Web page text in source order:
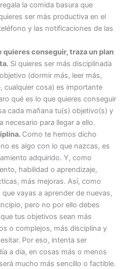
la comida basura que
ser más productiva en el
y las notificaciones de las
quieres conseguir, traza un plan
Si quieres ser más disciplinada
(dormir más, leer más,
cualquier cosa) es importante
qué es lo que quieres conseguir
cada mañana tu(s) objetivo(s) y
necesario para llegar a ello.
Como te hemos dicho
es algo con lo que nazcas, es
adquirido. Y, como
habilidad o aprendizaje,
más mejoras. Así, como
vayas a aprender de nuevas,
pero no por ello debes
tus objetivos sean más
o complejos, más disciplina y
Por eso, intenta ser
a día, en cosas más o menos
mucho más sencillo o factible.